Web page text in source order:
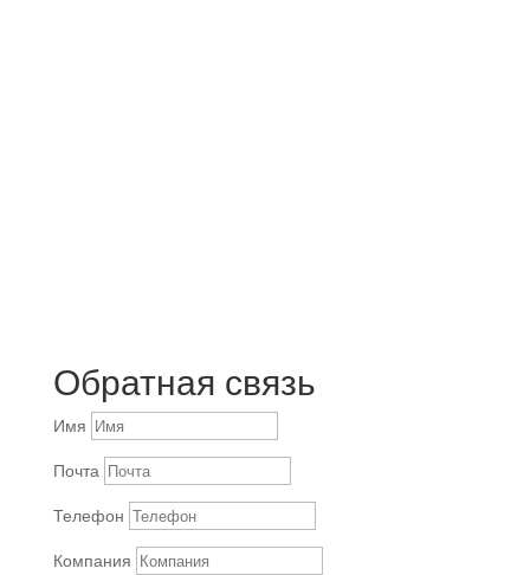
Обратная связь
Имя
Почта
Телефон
Компания